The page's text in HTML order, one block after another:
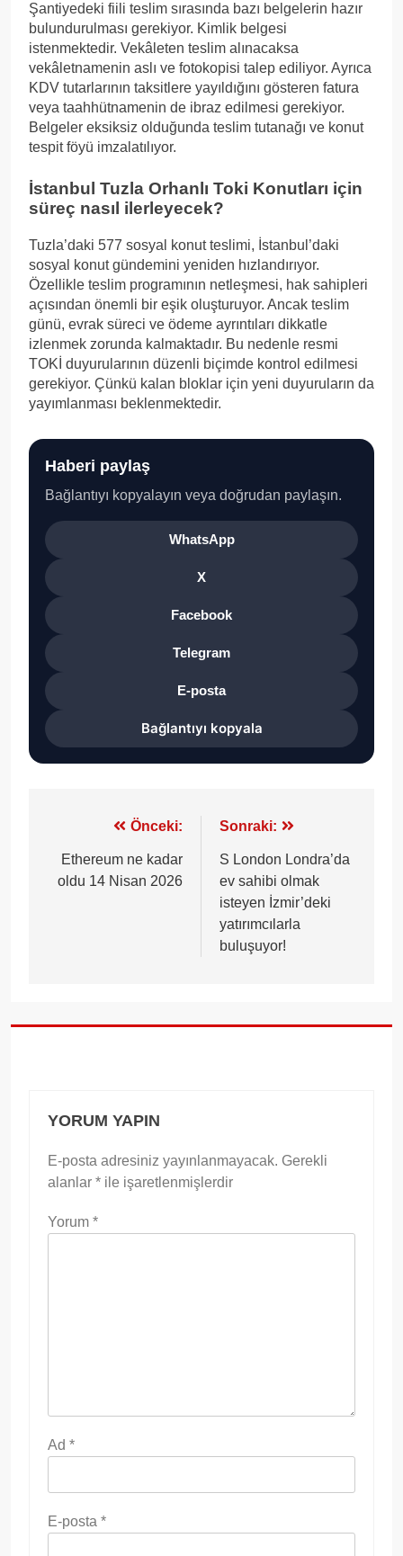
Şantiyedeki fiili teslim sırasında bazı belgelerin hazır
bulundurulması gerekiyor. Kimlik belgesi
istenmektedir. Vekâleten teslim alınacaksa
vekâletnamenin aslı ve fotokopisi talep ediliyor. Ayrıca
KDV tutarlarının taksitlere yayıldığını gösteren fatura
veya taahhütnamenin de ibraz edilmesi gerekiyor.
Belgeler eksiksiz olduğunda teslim tutanağı ve konut
tespit föyü imzalatılıyor.
İstanbul Tuzla Orhanlı Toki Konutları için
süreç nasıl ilerleyecek?
Tuzla’daki 577 sosyal konut teslimi, İstanbul’daki
sosyal konut gündemini yeniden hızlandırıyor.
Özellikle teslim programının netleşmesi, hak sahipleri
açısından önemli bir eşik oluşturuyor. Ancak teslim
günü, evrak süreci ve ödeme ayrıntıları dikkatle
izlenmek zorunda kalmaktadır. Bu nedenle resmi
TOKİ duyurularının düzenli biçimde kontrol edilmesi
gerekiyor. Çünkü kalan bloklar için yeni duyuruların da
yayımlanması beklenmektedir.
Haberi paylaş
Bağlantıyı kopyalayın veya doğrudan paylaşın.
WhatsApp
X
Facebook
Telegram
E-posta
Bağlantıyı kopyala
gezinmesi
Önceki:
Ethereum ne kadar
oldu 14 Nisan 2026
Sonraki:
S London Londra’da
ev sahibi olmak
isteyen İzmir’deki
yatırımcılarla
buluşuyor!
YORUM YAPIN
E-posta adresiniz yayınlanmayacak. Gerekli
alanlar * ile işaretlenmişlerdir
Yorum *
Ad *
E-posta *